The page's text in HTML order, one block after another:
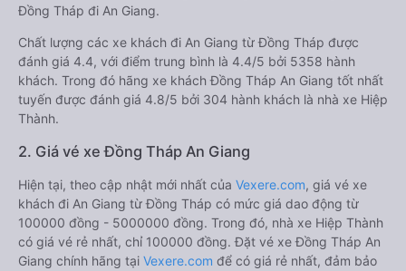
Đồng Tháp đi An Giang.
Chất lượng các xe khách đi An Giang từ Đồng Tháp được
đánh giá 4.4, với điểm trung bình là 4.4/5 bởi 5358 hành
khách. Trong đó hãng xe khách Đồng Tháp An Giang tốt nhất
tuyến được đánh giá 4.8/5 bởi 304 hành khách là nhà xe Hiệp
Thành.
2. Giá vé xe Đồng Tháp An Giang
Hiện tại, theo cập nhật mới nhất của Vexere.com, giá vé xe
khách đi An Giang từ Đồng Tháp có mức giá dao động từ
100000 đồng - 5000000 đồng. Trong đó, nhà xe Hiệp Thành
có giá vé rẻ nhất, chỉ 100000 đồng. Đặt vé xe Đồng Tháp An
Giang chính hãng tại Vexere.com để có giá rẻ nhất, đảm bảo